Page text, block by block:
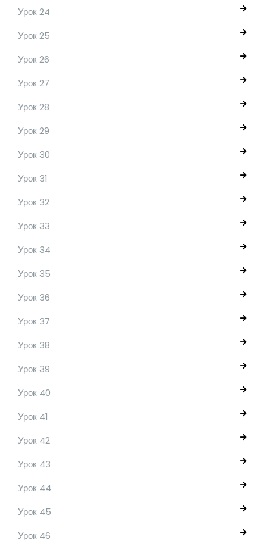
Урок 24
Урок 25
Урок 26
Урок 27
Урок 28
Урок 29
Урок 30
Урок 31
Урок 32
Урок 33
Урок 34
Урок 35
Урок 36
Урок 37
Урок 38
Урок 39
Урок 40
Урок 41
Урок 42
Урок 43
Урок 44
Урок 45
Урок 46